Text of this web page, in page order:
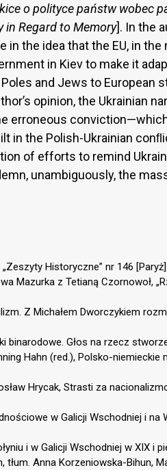
o polityce państw wobec
in Regard toMemory]. In the
in the idea that the EU, in
in Kiev to make it
and Jews to European
opinion, the Ukrainian
erroneous
in the Polish-Ukrainian
of efforts to remind
unambiguously, the
Historyczne” nr 146 [Paryż].
Mazurka z Tetianą Czornowoł,
Z Michałem Dworczykiem
binarodowe. Głos na rzecz
Hahn (red.), Polsko-niemieckie
Hrycak, Strasti za
w Galicji Wschodniej i na
i w Galicji Wschodniej w XIX i
Anna Korzeniowska-Bihun,